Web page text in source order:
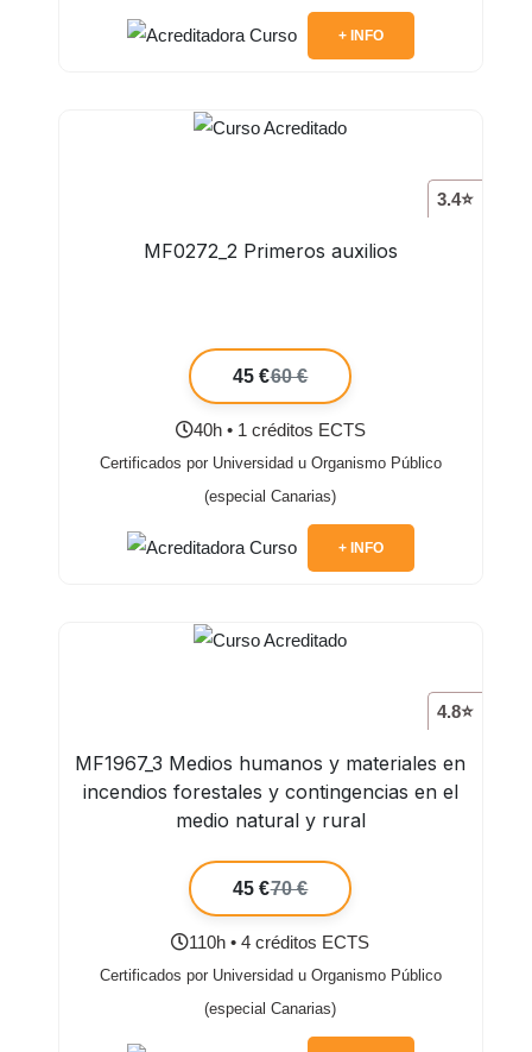
+ INFO
3.4⭐
MF0272_2 Primeros auxilios
45 €60 €
40h • 1 créditos ECTS
Certificados por Universidad u Organismo Público
(especial Canarias)
+ INFO
4.8⭐
MF1967_3 Medios humanos y materiales en
incendios forestales y contingencias en el
medio natural y rural
45 €70 €
110h • 4 créditos ECTS
Certificados por Universidad u Organismo Público
(especial Canarias)